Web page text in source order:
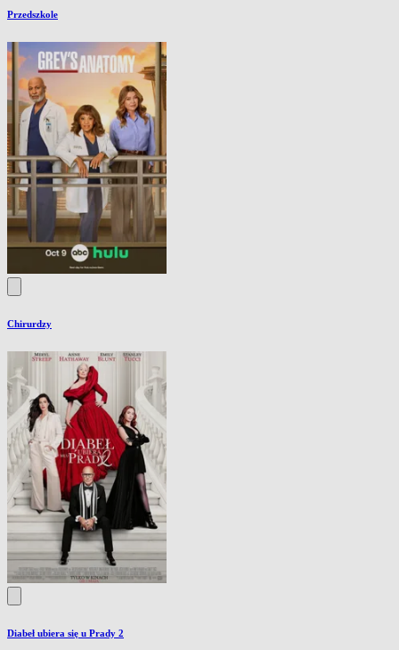
Przedszkole
Chirurdzy
Diabeł ubiera się u Prady 2